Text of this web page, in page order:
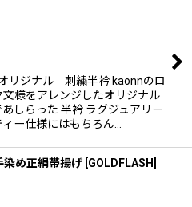
リジナル 刺繍半衿 kaonnのロ
文様をアレンジしたオリジナル
しらった 半衿 ラグジュアリー
ー仕様にはもちろん…
め正絹帯揚げ GOLDFLASH